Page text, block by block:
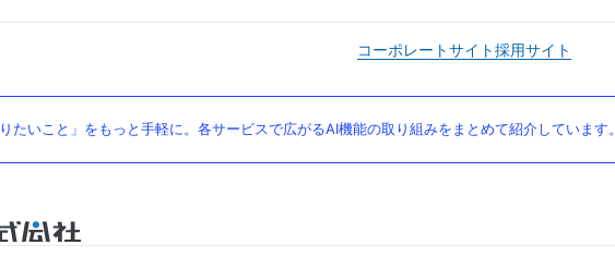
コーポレートサイト採用サイト
たいこと」をもっと手軽に。各サービスで広がるAI機能の取り組みをまとめて紹介しています。